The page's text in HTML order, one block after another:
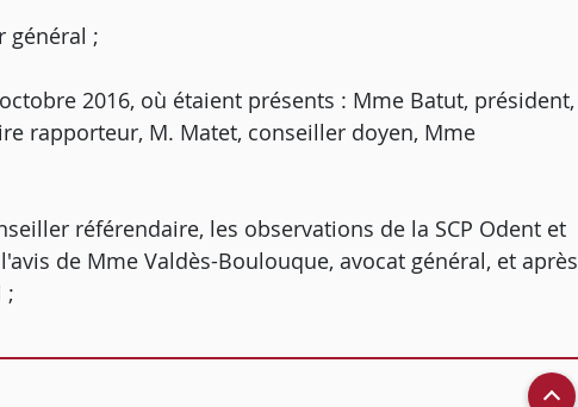
général ;
2016, où étaient présents : Mme Batut, président,
rapporteur, M. Matet, conseiller doyen, Mme
référendaire, les observations de la SCP Odent et
de Mme Valdès-Boulouque, avocat général, et après
;